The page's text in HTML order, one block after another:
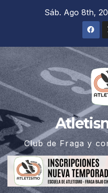
Sáb. Ago 8th,
Club de Fraga y